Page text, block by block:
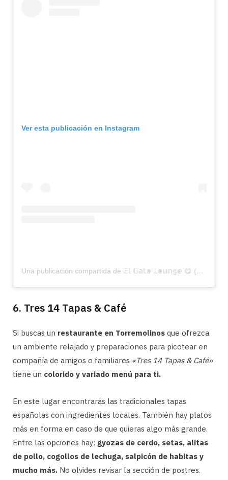
Ver esta publicación en Instagram
Una publicación compartida de 𝔼𝕝 𝔾𝕒𝕥𝕠 𝕃𝕠𝕦𝕟𝕘𝕖 😋 (@el_gato_lounge)
6. Tres 14 Tapas & Café
Si buscas un restaurante en Torremolinos que ofrezca
un ambiente relajado y preparaciones para picotear en
compañía de amigos o familiares «Tres 14 Tapas & Café»
tiene un colorido y variado menú para ti.
En este lugar encontrarás las tradicionales tapas
españolas con ingredientes locales. También hay platos
más en forma en caso de que quieras algo más grande.
Entre las opciones hay: gyozas de cerdo, setas, alitas
de pollo, cogollos de lechuga, salpicón de habitas y
mucho más. No olvides revisar la sección de postres.